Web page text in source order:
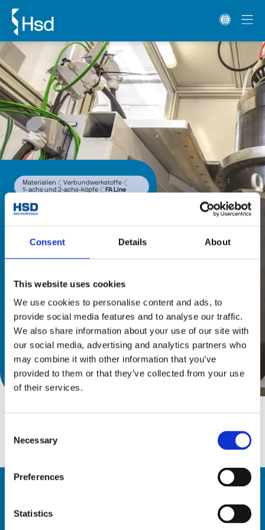
Consent Details About
This website uses cookies
We use cookies to personalise content and ads, to
provide social media features and to analyse our traffic.
We also share information about your use of our site with
our social media, advertising and analytics partners who
may combine it with other information that you’ve
provided to them or that they’ve collected from your use
of their services.
Selection
Necessary
Preferences
Statistics
Materialien
Verbundwerkstoffe
1- achs und 2-achs-köpfe
FA Line
FA Line
geeignet ist.
Entdecken Sie den Katalog